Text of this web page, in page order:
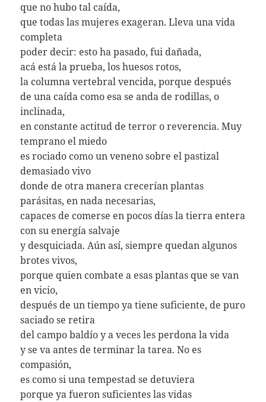
que no hubo tal caída,
que todas las mujeres exageran. Lleva una vida
completa
poder decir: esto ha pasado, fui dañada,
acá está la prueba, los huesos rotos,
la columna vertebral vencida, porque después
de una caída como esa se anda de rodillas, o
inclinada,
en constante actitud de terror o reverencia. Muy
temprano el miedo
es rociado como un veneno sobre el pastizal
demasiado vivo
donde de otra manera crecerían plantas
parásitas, en nada necesarias,
capaces de comerse en pocos días la tierra entera
con su energía salvaje
y desquiciada. Aún así, siempre quedan algunos
brotes vivos,
porque quien combate a esas plantas que se van
en vicio,
después de un tiempo ya tiene suficiente, de puro
saciado se retira
del campo baldío y a veces les perdona la vida
y se va antes de terminar la tarea. No es
compasión,
es como si una tempestad se detuviera
porque ya fueron suficientes las vidas